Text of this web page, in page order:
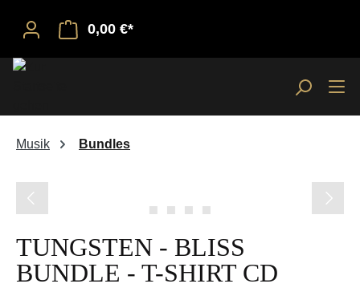
0,00 €*
Musik Bundles
TUNGSTEN - BLISS
BUNDLE - T-SHIRT CD